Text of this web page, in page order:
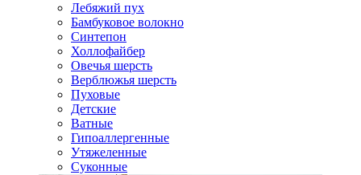
Лебяжий пух
Бамбуковое волокно
Синтепон
Холлофайбер
Овечья шерсть
Верблюжья шерсть
Пуховые
Детские
Ватные
Гипоаллергенные
Утяжеленные
Суконные